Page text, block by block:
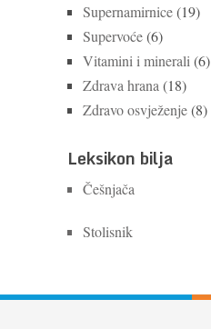
Supernamirnice(19)
Supervoće(6)
Vitamini i minerali (6)
Zdrava hrana (18)
Zdravo osvježenje(8)
Leksikon bilja
Češnjača
Stolisnik